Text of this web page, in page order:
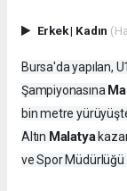
Erkek| Kadın
Bursa'da yapılan,
Şampiyonasına
bin metre
Altın Malatya
ve Spor Müdürlüğü